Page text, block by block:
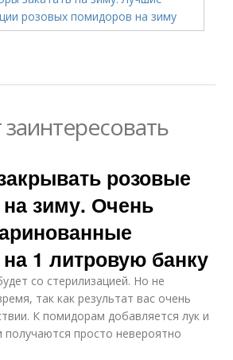
розовые
зиму. Очень
1 литровую банку
со стерилизацией. Но не
так как результат вас очень
К помидорам добавляется лук и
получаются просто невероятно